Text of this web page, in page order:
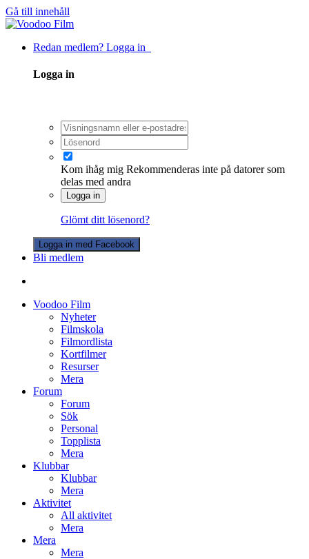
Gå till innehåll
Redan medlem? Logga in
Logga in
Kom ihåg mig Rekommenderas inte på datorer som
delas med andra
Logga in
Glömt ditt lösenord?
Logga in med Facebook
Bli medlem
Voodoo Film
Nyheter
Filmskola
Filmordlista
Kortfilmer
Resurser
Mera
Forum
Forum
Sök
Personal
Topplista
Mera
Klubbar
Klubbar
Mera
Aktivitet
All aktivitet
Mera
Mera
Mera